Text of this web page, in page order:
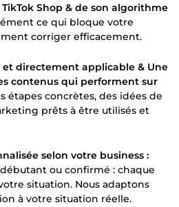
Shop & de son algorithme
ce qui bloque votre
corriger efficacement.
et directement applicable & Une
contenus qui performent sur
étapes concrètes, des idées de
prêts à être utilisés et
selon votre business :
ou confirmé : chaque
situation. Nous adaptons
à votre situation réelle.